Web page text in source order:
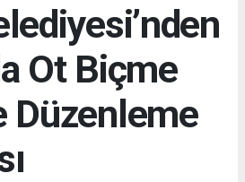
Ot Biçme
Düzenleme